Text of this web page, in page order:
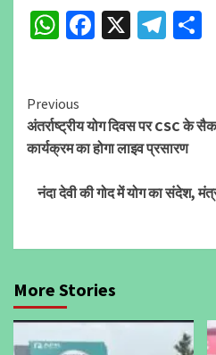
WhatsApp
Facebook
X
Continue
Reading
Previous
अंतर्राष्ट्रीय योग दिवस पर CSC के
कार्यक्रम का होगा लाइव प्रसारण
नंदा देवी की गोद में योग का संदेश,
More Stories